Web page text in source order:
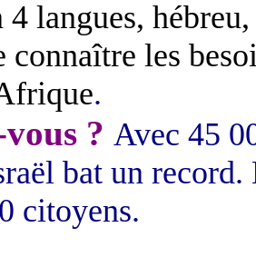
langues,
les
.
? Avec 45
bat un
citoyens.